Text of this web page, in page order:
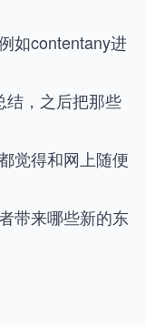
如contentany进
结，之后把那些
觉得和网上随便
带来哪些新的东